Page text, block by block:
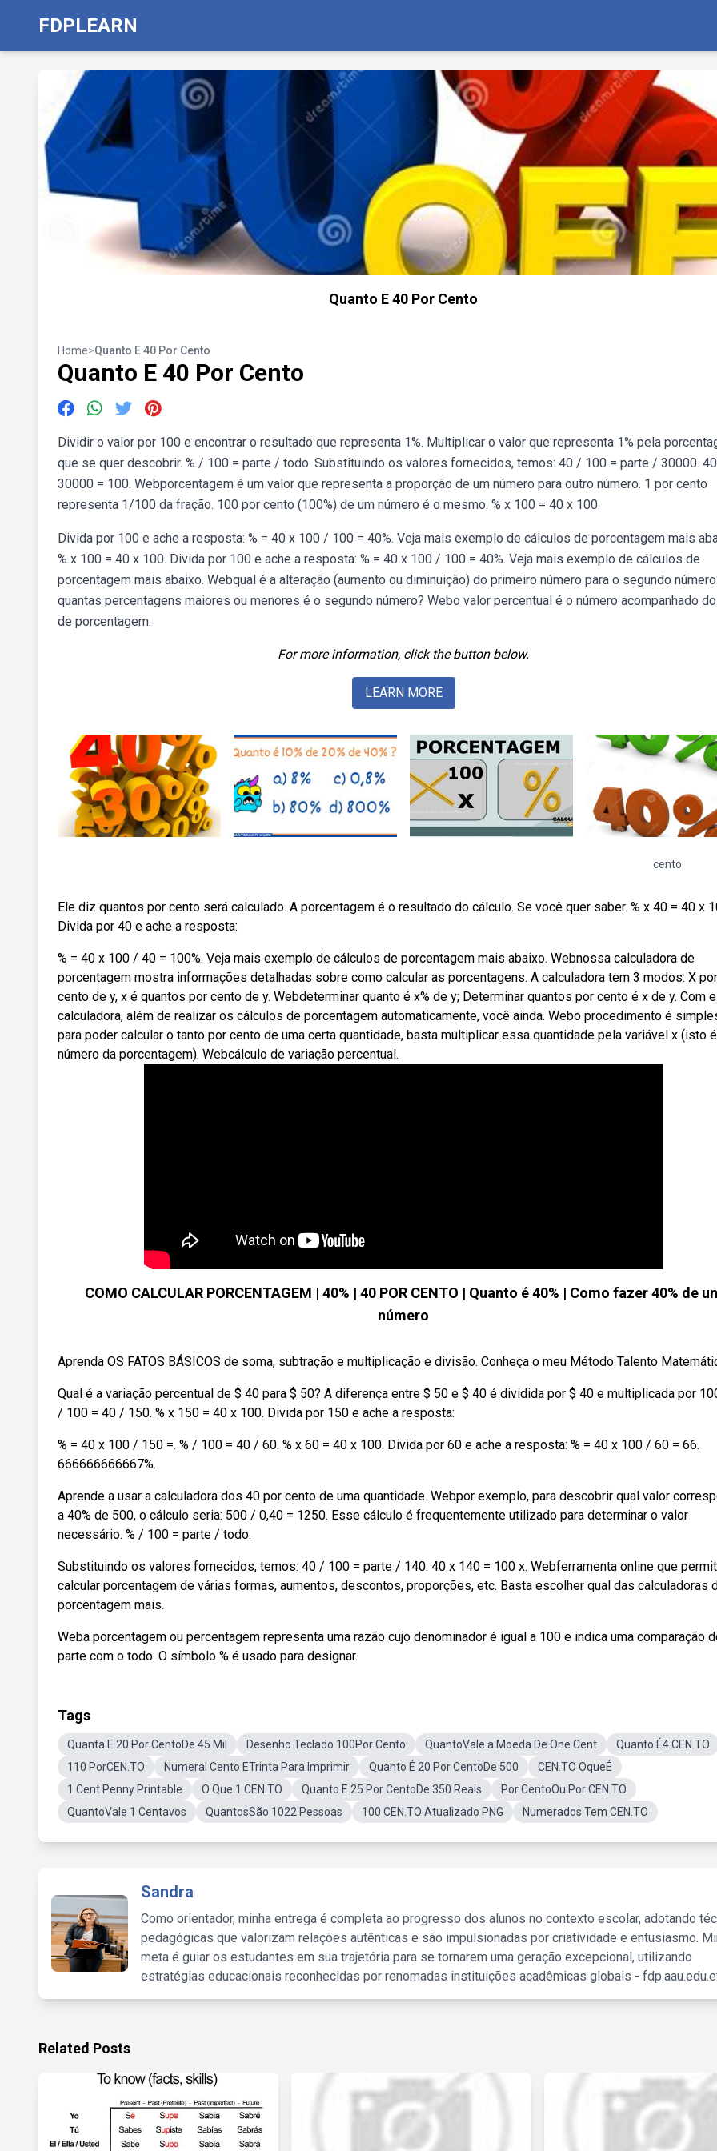
FDPLEARN
Quanto E 40 Por Cento
Home>Quanto E 40 Por Cento
Quanto E 40 Por Cento
Dividir o valor por 100 e encontrar o resultado que representa 1%. Multiplicar o valor que representa 1% pela
que se quer descobrir. % / 100 = parte / todo. Substituindo os valores fornecidos, temos: 40 / 100 = parte / 30000.
30000 = 100. Webporcentagem é um valor que representa a proporção de um número para outro número. 1 por cento
representa 1/100 da fração. 100 por cento (100%) de um número é o mesmo. % x 100 = 40 x 100.
Divida por 100 e ache a resposta: % = 40 x 100 / 100 = 40%. Veja mais exemplo de cálculos de porcentagem mais
% x 100 = 40 x 100. Divida por 100 e ache a resposta: % = 40 x 100 / 100 = 40%. Veja mais exemplo de cálculos de
porcentagem mais abaixo. Webqual é a alteração (aumento ou diminuição) do primeiro número para o segundo
quantas percentagens maiores ou menores é o segundo número? Webo valor percentual é o número acompanhado
de porcentagem.
For more information, click the button below.
LEARN MORE
cento
Ele diz quantos por cento será calculado. A porcentagem é o resultado do cálculo. Se você quer saber. % x 40 = 40 x
Divida por 40 e ache a resposta:
% = 40 x 100 / 40 = 100%. Veja mais exemplo de cálculos de porcentagem mais abaixo. Webnossa calculadora de
porcentagem mostra informações detalhadas sobre como calcular as porcentagens. A calculadora tem 3 modos: X por
cento de y, x é quantos por cento de y. Webdeterminar quanto é x% de y; Determinar quantos por cento é x de y. Com
calculadora, além de realizar os cálculos de porcentagem automaticamente, você ainda. Webo procedimento é
para poder calcular o tanto por cento de uma certa quantidade, basta multiplicar essa quantidade pela variável x (isto
número da porcentagem). Webcálculo de variação percentual.
COMO CALCULAR PORCENTAGEM | 40% | 40 POR CENTO | Quanto é 40% | Como fazer 40% de
número
Aprenda OS FATOS BÁSICOS de soma, subtração e multiplicação e divisão. Conheça o meu Método Talento
Qual é a variação percentual de $ 40 para $ 50? A diferença entre $ 50 e $ 40 é dividida por $ 40 e multiplicada por
/ 100 = 40 / 150. % x 150 = 40 x 100. Divida por 150 e ache a resposta:
% = 40 x 100 / 150 =. % / 100 = 40 / 60. % x 60 = 40 x 100. Divida por 60 e ache a resposta: % = 40 x 100 / 60 = 66.
666666666667%.
Aprende a usar a calculadora dos 40 por cento de uma quantidade. Webpor exemplo, para descobrir qual valor
a 40% de 500, o cálculo seria: 500 / 0,40 = 1250. Esse cálculo é frequentemente utilizado para determinar o valor
necessário. % / 100 = parte / todo.
Substituindo os valores fornecidos, temos: 40 / 100 = parte / 140. 40 x 140 = 100 x. Webferramenta online que
calcular porcentagem de várias formas, aumentos, descontos, proporções, etc. Basta escolher qual das calculadoras
porcentagem mais.
Weba porcentagem ou percentagem representa uma razão cujo denominador é igual a 100 e indica uma comparação
parte com o todo. O símbolo % é usado para designar.
Tags
Quanta E 20 Por CentoDe 45 Mil Desenho Teclado 100Por Cento QuantoVale a Moeda De One Cent
Quanto É4 CEN.TO
110 PorCEN.TO
Numeral Cento ETrinta Para Imprimir Quanto É 20 Por CentoDe 500
CEN.TO OqueÉ
1 Cent Penny Printable
O Que 1 CEN.TO Quanto E 25 Por CentoDe 350 Reais
Por CentoOu Por CEN.TO
QuantoVale 1 Centavos
QuantosSão 1022 Pessoas 100 CEN.TO Atualizado PNG Numerados Tem CEN.TO
Sandra
Como orientador, minha entrega é completa ao progresso dos alunos no contexto escolar, adotando
pedagógicas que valorizam relações autênticas e são impulsionadas por criatividade e entusiasmo.
meta é guiar os estudantes em sua trajetória para se tornarem uma geração excepcional, utilizando
estratégias educacionais reconhecidas por renomadas instituições acadêmicas globais -
Related Posts